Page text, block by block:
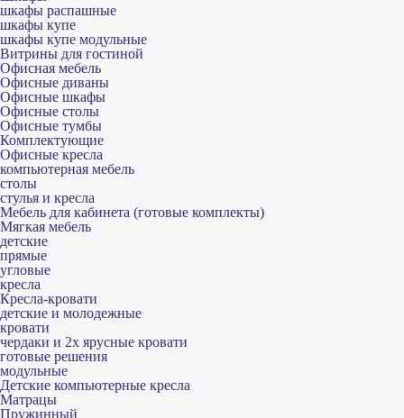
шкафы распашные
шкафы купе
шкафы купе модульные
Витрины для гостиной
Офисная мебель
Офисные диваны
Офисные шкафы
Офисные столы
Офисные тумбы
Комплектующие
Офисные кресла
компьютерная мебель
столы
стулья и кресла
Мебель для кабинета (готовые комплекты)
Мягкая мебель
детские
прямые
угловые
кресла
Кресла-кровати
детские и молодежные
кровати
чердаки и 2х ярусные кровати
готовые решения
модульные
Детские компьютерные кресла
Матрацы
Пружинный